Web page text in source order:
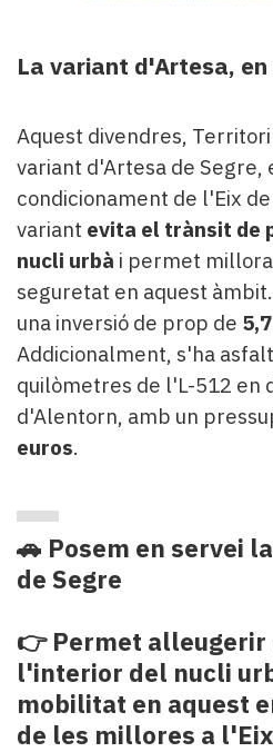
La variant d'Artesa,
Aquest divendres,
variant d'Artesa de
condicionament de l'Eix de
variant evita el trànsit de
nucli urbà i permet
seguretat en aquest
una inversió de prop de
Addicionalment, s'ha
quilòmetres de l'L-512 en
d'Alentorn, amb un
euros.
🚗 Posem en servei
de Segre
👉 Permet alleugerir
l'interior del nucli
mobilitat en aquest
de les millores a